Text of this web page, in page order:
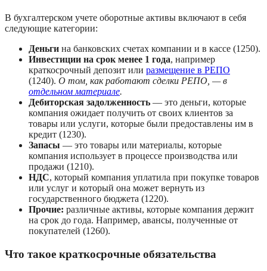
В бухгалтерском учете оборотные активы включают в себя
следующие категории:
Деньги на банковских счетах компании и в кассе (1250).
Инвестиции на срок менее 1 года, например
краткосрочный депозит или размещение в РЕПО
(1240).
отдельном материале.
Дебиторская задолженность — это деньги, которые
компания ожидает получить от своих клиентов за
товары или услуги, которые были предоставлены им в
кредит (1230).
Запасы — это товары или материалы, которые
компания использует в процессе производства или
продажи (1210).
НДС, который компания уплатила при покупке товаров
или услуг и который она может вернуть из
государственного бюджета (1220).
Прочие: различные активы, которые компания держит
на срок до года. Например, авансы, полученные от
покупателей (1260).
Что такое краткосрочные обязательства